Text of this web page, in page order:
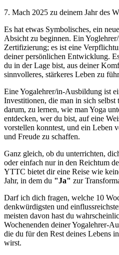
7. Mach 2025 zu deinem Jahr des
Es hat etwas Symbolisches, ein
Absicht zu beginnen. Ein
Zertifizierung; es ist eine
deiner persönlichen Entwicklung.
du in der Lage bist, aus deiner
sinnvolleres, stärkeres Leben zu
Eine Yogalehrer/in-Ausbildung ist
Investitionen, die man in sich
darum, zu lernen, wie man Yoga
entdecken, wer du bist, auf eine
vorstellen konntest, und ein Leben
und Freude zu schaffen.
Ganz gleich, ob du unterrichten,
oder einfach nur in den Reichtum
YTTC bietet dir eine Reise wie
Jahr, in dem du "Ja" zur
Darf ich dich fragen, welche 10
denkwürdigsten und
meisten davon hast du
Wochenenden deiner Yogalehrer-
die du für den Rest deines Lebens
wirst.